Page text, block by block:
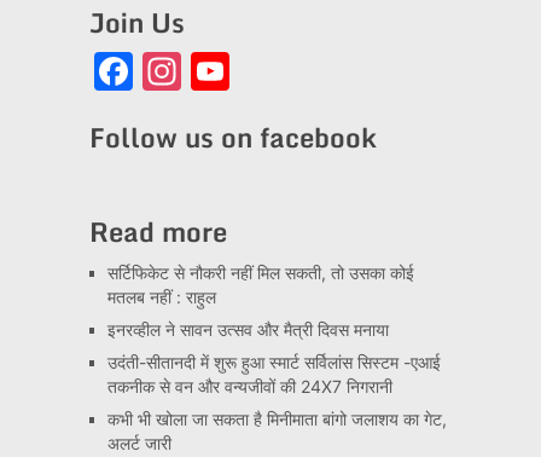
Join Us
Facebook
Instagram
YouTube
Follow us on facebook
Read more
सर्टिफिकेट से नौकरी नहीं मिल सकती, तो उसका कोई
मतलब नहीं : राहुल
इनरव्हील ने सावन उत्सव और मैत्री दिवस मनाया
उदंती-सीतानदी में शुरू हुआ स्मार्ट सर्विलांस सिस्टम -एआई
तकनीक से वन और वन्यजीवों की 24X7 निगरानी
कभी भी खोला जा सकता है मिनीमाता बांगो जलाशय का गेट,
अलर्ट जारी